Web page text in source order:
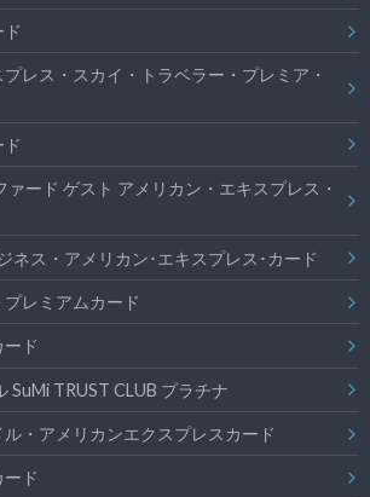
レス・スカイ・トラベラー・プレミア・
ァード ゲスト アメリカン・エキスプレス・
ネス・アメリカン･エキスプレス･カード
レミアムカード
ド
SuMi TRUST CLUB プラチナ
・アメリカンエクスプレスカード
ド